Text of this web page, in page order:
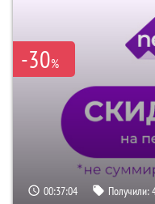
-30%
00:37:04 Получили: